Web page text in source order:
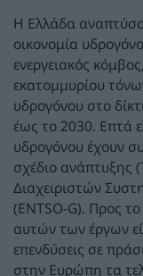
Η Ελλάδα
οικονομία
ενεργειακός
εκατομμυρίου
υδρογόνου στο
έως το 2030. Επτά
υδρογόνου έχουν
σχέδιο ανάπτυξης
Διαχειριστών
(ENTSO-G). Προς
αυτών των έργων
επενδύσεις σε
στην Ευρώπη τα